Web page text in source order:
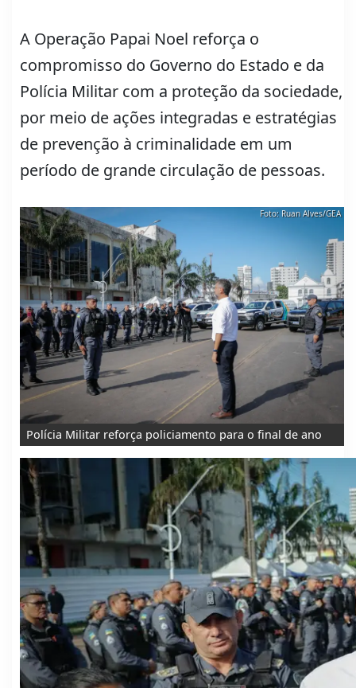
A Operação Papai Noel reforça o
compromisso do Governo do Estado e da
Polícia Militar com a proteção da sociedade,
por meio de ações integradas e estratégias
de prevenção à criminalidade em um
período de grande circulação de pessoas.
Polícia Militar reforça policiamento para o final de ano
Foto: Ruan Alves/GEA